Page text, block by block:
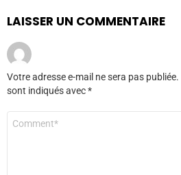
LAISSER UN COMMENTAIRE
Votre adresse e-mail ne sera pas publiée.
sont indiqués avec*